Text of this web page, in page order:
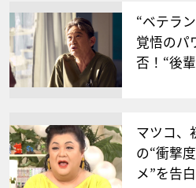
“ベテラ
覚悟のパ
否！“後
マツコ、
の“衝撃
メ”を告